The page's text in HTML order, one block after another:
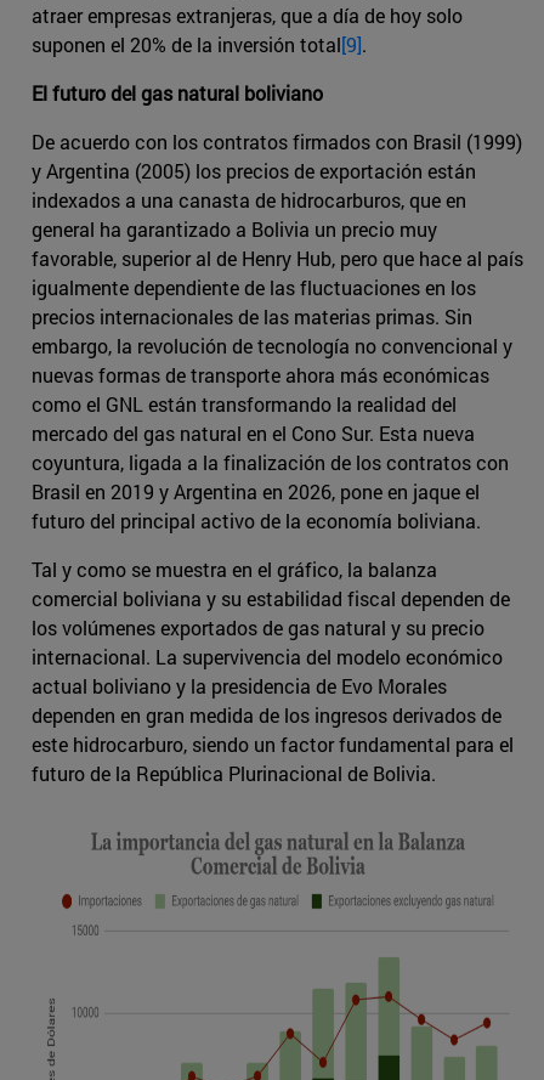
atraer empresas extranjeras, que a día de hoy solo
suponen el 20% de la inversión total[9].
El futuro del gas natural boliviano
De acuerdo con los contratos firmados con Brasil (1999)
y Argentina (2005) los precios de exportación están
indexados a una canasta de hidrocarburos, que en
general ha garantizado a Bolivia un precio muy
favorable, superior al de Henry Hub, pero que hace al país
igualmente dependiente de las fluctuaciones en los
precios internacionales de las materias primas. Sin
embargo, la revolución de tecnología no convencional y
nuevas formas de transporte ahora más económicas
como el GNL están transformando la realidad del
mercado del gas natural en el Cono Sur. Esta nueva
coyuntura, ligada a la finalización de los contratos con
Brasil en 2019 y Argentina en 2026, pone en jaque el
futuro del principal activo de la economía boliviana.
Tal y como se muestra en el gráfico, la balanza
comercial boliviana y su estabilidad fiscal dependen de
los volúmenes exportados de gas natural y su precio
internacional. La supervivencia del modelo económico
actual boliviano y la presidencia de Evo Morales
dependen en gran medida de los ingresos derivados de
este hidrocarburo, siendo un factor fundamental para el
futuro de la República Plurinacional de Bolivia.